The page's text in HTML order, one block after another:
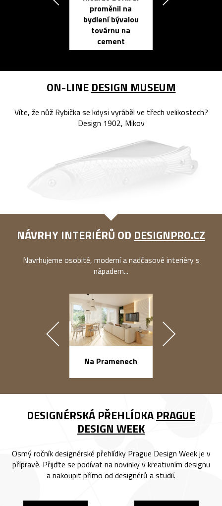
proměnil na
bydlení bývalou
továrnu na
cement
ON-LINE DESIGN MUSEUM
Víte, že nůž Rybička se kdysi vyráběl ve třech velikostech?
Design 1902, Mikov
NÁVRHY INTERIÉRŮ OD DESIGNPRO.CZ
Navrhujeme osobité, moderní a nadčasové interiéry s
nápadem...
Na Pramenech
DESIGNÉRSKÁ PŘEHLÍDKA PRAGUE
DESIGN WEEK
Osmý ročník designérské přehlídky Prague Design Week je v
přípravě. Přijďte se podívat na novinky v kreativním designu
a nakoupit přímo od designérů a studií.